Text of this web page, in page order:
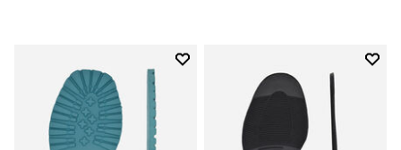
Add to wishlist
Add to wishlist Roccia Newflex
Add